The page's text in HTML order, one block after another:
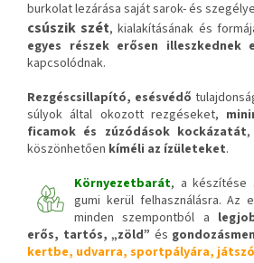
burkolat lezárása saját sarok- és
csúszik szét, kialakításának és
egyes részek erősen illeszkednek
kapcsolódnak.
Rezgéscsillapító, esésvédő
súlyok által okozott rezgéseket,
ficamok és zúzódások kockázatát,
köszönhetően kíméli az ízületeket.
Környezetbarát, a készítése
gumi kerül felhasználásra. Az
minden szempontból a
erős, tartós, „zöld” és
kertbe, udvarra, sportpályára,